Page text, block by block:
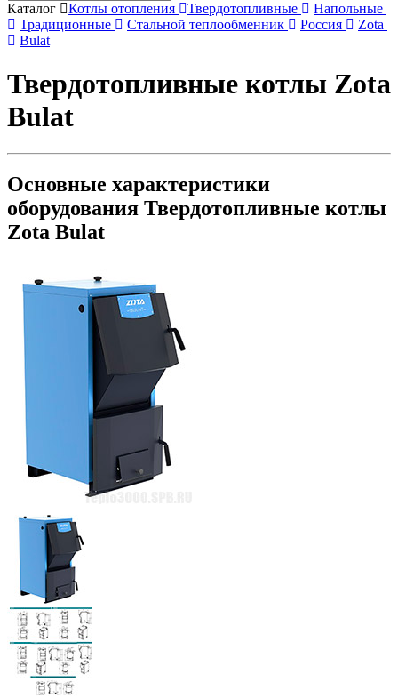
Каталог Котлы отопления Твердотопливные
Напольные
Традиционные
Стальной теплообменник Россия
Zota
Bulat
Твердотопливные котлы Zota
Bulat
Основные характеристики
оборудования Твердотопливные котлы
Zota Bulat